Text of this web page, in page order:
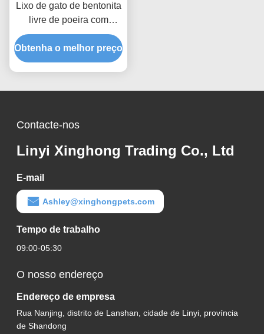
Lixo de gato de bentonita
livre de poeira com
aglomerados fortes e
melhor eliminação de
odores
Obtenha o melhor preço
Contacte-nos
Linyi Xinghong Trading Co., Ltd
E-mail
Ashley@xinghongpets.com
Tempo de trabalho
09:00-05:30
O nosso endereço
Endereço de empresa
Rua Nanjing, distrito de Lanshan, cidade de Linyi, província
de Shandong